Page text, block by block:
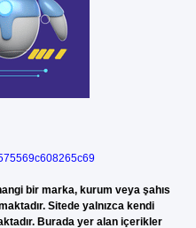
bir marka, kurum veya şahıs
Sitede yalnızca kendi
Burada yer alan içerikler